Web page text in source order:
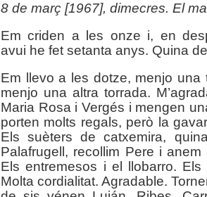
8 de març [1967], dimecres. El
Em criden a les onze i, en
avui he fet setanta anys. Quina
Em llevo a les dotze, menjo una
menjo una altra torrada.
Maria Rosa i Vergés i mengen
porten molts regals, però la
Els suèters de catxemira,
Palafrugell, recollim Pere i anem
Els entremesos i el llobarro.
Molta cordialitat. Agradable.